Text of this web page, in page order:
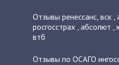
Отзывы ренессанс, вск,
росгосстрах, абсолют ,
втб
Отзывы по ОСАГО